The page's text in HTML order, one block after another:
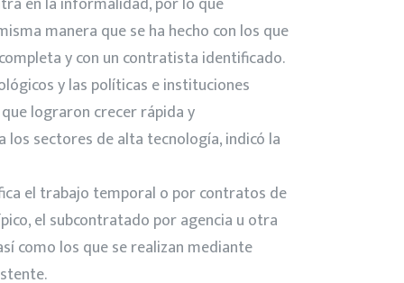
manera que se ha hecho con los que
y con un contratista identificado.
y las políticas e instituciones
lograron crecer rápida y
sectores de alta tecnología, indicó la
el trabajo temporal o por contratos de
el subcontratado por agencia u otra
como los que se realizan mediante